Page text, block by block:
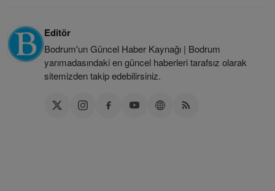
Editör
Bodrum'un Güncel Haber Kaynağı | Bodrum
yarımadasındaki en güncel haberleri tarafsız olarak
sitemizden takip edebilirsiniz.